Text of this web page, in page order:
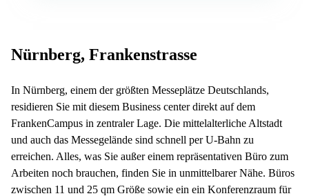
Nürnberg, Frankenstrasse
In Nürnberg, einem der größten Messeplätze Deutschlands,
residieren Sie mit diesem Business center direkt auf dem
FrankenCampus in zentraler Lage. Die mittelalterliche Altstadt
und auch das Messegelände sind schnell per U-Bahn zu
erreichen. Alles, was Sie außer einem repräsentativen Büro zum
Arbeiten noch brauchen, finden Sie in unmittelbarer Nähe. Büros
zwischen 11 und 25 qm Größe sowie ein ein Konferenzraum für